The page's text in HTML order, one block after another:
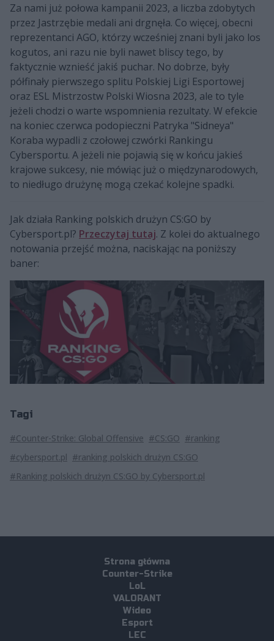
Za nami już połowa kampanii 2023, a liczba zdobytych
przez Jastrzębie medali ani drgnęła. Co więcej, obecni
reprezentanci AGO, którzy wcześniej znani byli jako los
kogutos, ani razu nie byli nawet bliscy tego, by
faktycznie wznieść jakiś puchar. No dobrze, były
półfinały pierwszego splitu Polskiej Ligi Esportowej
oraz ESL Mistrzostw Polski Wiosna 2023, ale to tyle
jeżeli chodzi o warte wspomnienia rezultaty. W efekcie
na koniec czerwca podopieczni Patryka "Sidneya"
Koraba wypadli z czołowej czwórki Rankingu
Cybersportu. A jeżeli nie pojawią się w końcu jakieś
krajowe sukcesy, nie mówiąc już o międzynarodowych,
to niedługo drużynę mogą czekać kolejne spadki.
Jak działa Ranking polskich drużyn CS:GO by
Cybersport.pl? Przeczytaj tutaj. Z kolei do aktualnego
notowania przejść można, naciskając na poniższy
baner:
Tagi
#Counter-Strike: Global Offensive #CS:GO #ranking
#cybersport.pl #ranking polskich drużyn CS:GO
#Ranking polskich drużyn CS:GO by Cybersport.pl
Strona główna
Counter-Strike
LoL
VALORANT
Wideo
Esport
LEC